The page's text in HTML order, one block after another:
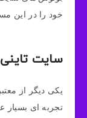
خود را در این
سایت
یکی دیگر از
تجربه ای بسیار